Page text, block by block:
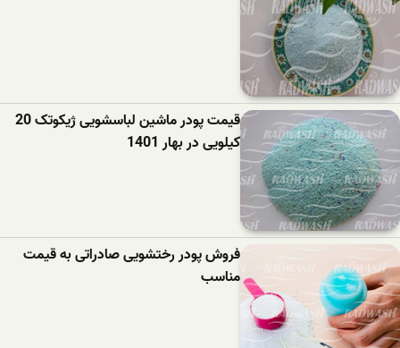
قیمت پودر ماشین لباسشویی ژیکوتک 20
کیلویی در بهار 1401
فروش پودر رختشویی صادراتی به قیمت
مناسب